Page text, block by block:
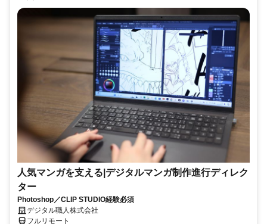
人気マンガを支える|デジタルマンガ制作進行ディレク
ター
Photoshop／CLIP STUDIO経験必須
デジタル職人株式会社
フルリモート